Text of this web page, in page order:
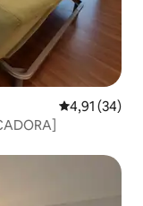
4,91 de uma
4,91 (34)